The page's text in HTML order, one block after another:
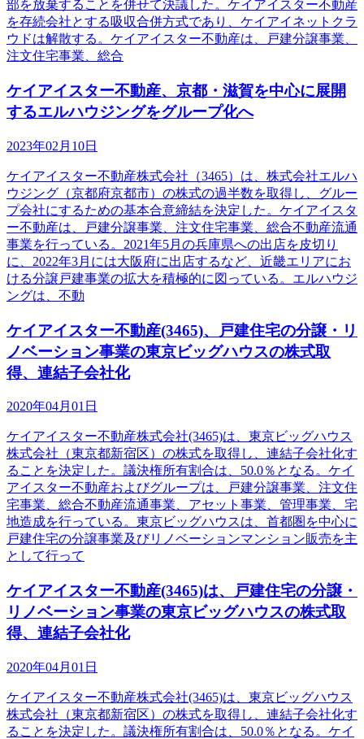
部を放棄することを併せて決議した。ケイアイスター不動産
を存続会社とする吸収合併方式であり、ケイアイネットクラ
ウドは解散する。ケイアイスター不動産は、戸建分譲事業、
注文住宅事業、総合
ケイアイスター不動産、京都・滋賀を中心に展開
するエルハウジングをグループ化へ
2023年02月10日
ケイアイスター不動産株式会社（3465）は、株式会社エルハ
ウジング（京都府京都市）の株式の過半数を取得し、グルー
プ会社にするための基本合意締結を決定した。ケイアイスタ
ー不動産は、戸建分譲事業、注文住宅事業、総合不動産流通
事業を行っている。2021年5月の兵庫県への出店を皮切り
に、2022年3月には大阪府に出店するなど、近畿エリアにお
ける分譲戸建事業の拡大を積極的に図っている。エルハウジ
ングは、不動
ケイアイスター不動産(3465)、戸建住宅の分譲・リ
ノベーション事業の東京ビッグハウスの株式取
得、連結子会社化
2020年04月01日
ケイアイスター不動産株式会社(3465)は、東京ビッグハウス
株式会社（東京都新宿区）の株式を取得し、連結子会社化す
ることを決定した。議決権所有割合は、50.0％となる。ケイ
アイスター不動産およびグループは、戸建分譲事業、注文住
宅事業、総合不動産流通事業、アセット事業、管理事業、宅
地造成を行っている。東京ビッグハウスは、首都圏を中心に
戸建住宅の分譲事業及びリノベーションマンション販売を主
として行って
ケイアイスター不動産(3465)は、戸建住宅の分譲・
リノベーション事業の東京ビッグハウスの株式取
得、連結子会社化
2020年04月01日
ケイアイスター不動産株式会社(3465)は、東京ビッグハウス
株式会社（東京都新宿区）の株式を取得し、連結子会社化す
ることを決定した。議決権所有割合は、50.0％となる。ケイ